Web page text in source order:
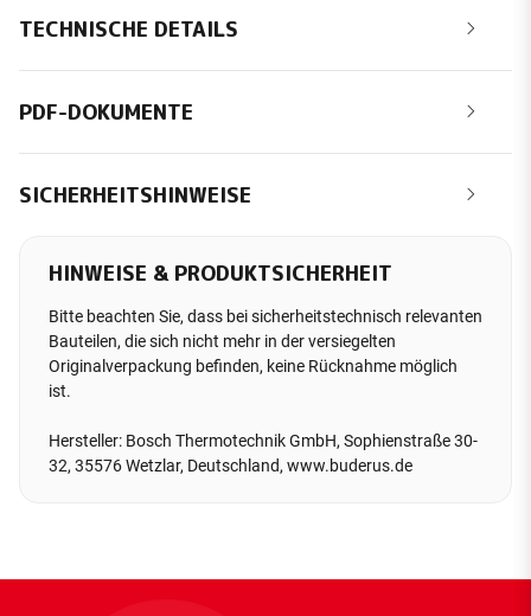
TECHNISCHE DETAILS
PDF-DOKUMENTE
SICHERHEITSHINWEISE
HINWEISE & PRODUKTSICHERHEIT
Bitte beachten Sie, dass bei sicherheitstechnisch relevanten
Bauteilen, die sich nicht mehr in der versiegelten
Originalverpackung befinden, keine Rücknahme möglich
ist.
Hersteller: Bosch Thermotechnik GmbH, Sophienstraße 30-
32, 35576 Wetzlar, Deutschland, www.buderus.de